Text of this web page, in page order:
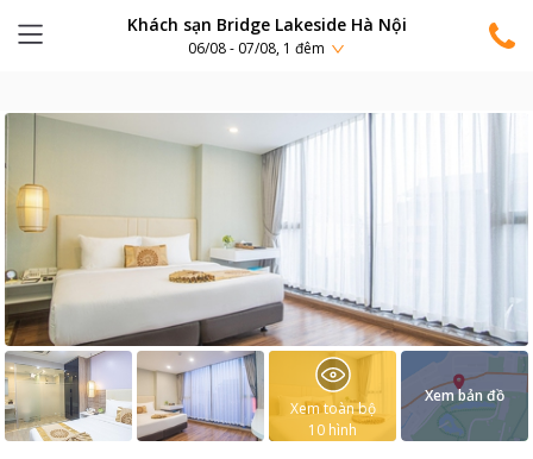
Khách sạn Bridge Lakeside Hà Nội
06/08 - 07/08, 1 đêm
Xem toàn bộ
10 hình
Xem bản đồ